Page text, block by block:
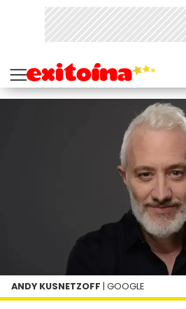
ANDY KUSNETZOFF | GOOGLE